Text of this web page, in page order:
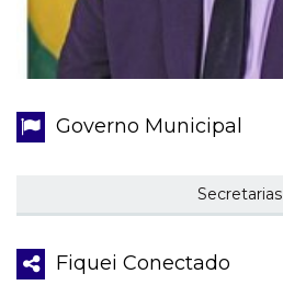
Governo Municipal
Secretarias
Fiquei Conectado